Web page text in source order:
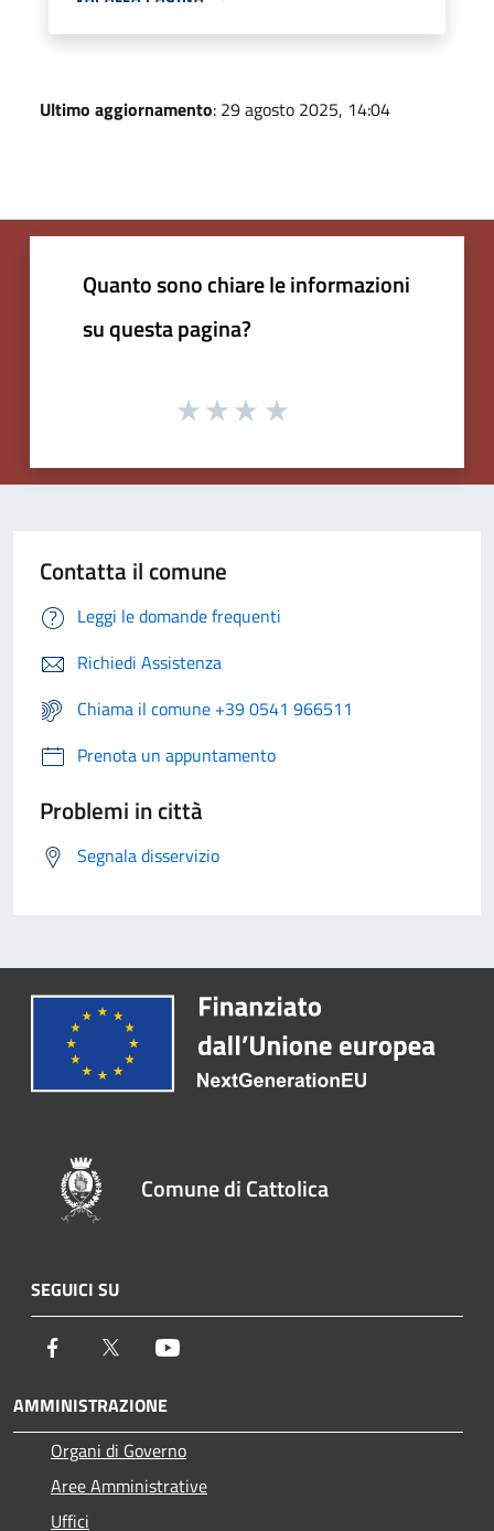
Ultimo aggiornamento: 29 agosto 2025, 14:04
Quanto sono chiare le informazioni
su questa pagina?
Contatta il comune
Leggi le domande frequenti
Richiedi Assistenza
Chiama il comune +39 0541 966511
Prenota un appuntamento
Problemi in città
Segnala disservizio
Comune di Cattolica
SEGUICI SU
Facebook Twitter
AMMINISTRAZIONE
Organi di Governo
Aree Amministrative
Uffici